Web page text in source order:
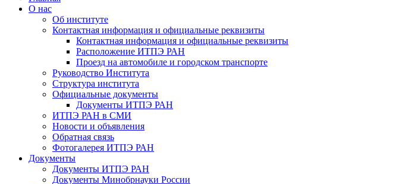
О нас
Об институте
Контактная информация и официальные реквизиты
Контактная информация и официальные реквизиты
Расположение ИТПЭ РАН
Проезд на автомобиле и городском транспорте
Руководство Института
Структура института
Официальные документы
Документы ИТПЭ РАН
ИТПЭ РАН в СМИ
Новости и объявления
Обратная связь
Фотогалерея ИТПЭ РАН
Документы
Документы ИТПЭ РАН
Документы Минобрнауки России